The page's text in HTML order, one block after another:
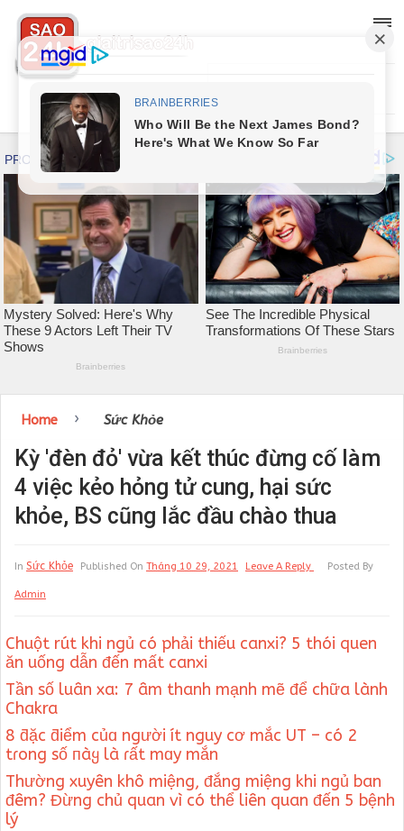
Home › Sức Khỏe
Kỳ 'đèn đỏ' vừa kết thúc đừng cố làm
4 việc kẻo hỏng tử cung, hại sức
khỏe, BS cũng lắc đầu chào thua
In Sức Khỏe Published On Tháng 10 29, 2021 Leave A Reply Posted By
Admin
Chuột rút khi ngủ có phải thiếu canxi? 5 thói quen
ăn uống dẫn đến mất canxi
Tần số luân xa: 7 âm thanh mạnh mẽ để chữa lành
Chakra
8 ƌặc ƌiểm củɑ người ít nguy cơ mắc UT – có 2
tɾong số пàყ là ɾất mɑy mắn
Thường xuyên khô miệng, đắng miệng khi ngủ ban
đêm? Đừng chủ quan vì có thể liên quan đến 5 bệnh
lý